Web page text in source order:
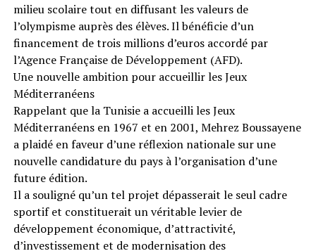
milieu scolaire tout en diffusant les valeurs de
l’olympisme auprès des élèves. Il bénéficie d’un
financement de trois millions d’euros accordé par
l’Agence Française de Développement (AFD).
Une nouvelle ambition pour accueillir les Jeux
Méditerranéens
Rappelant que la Tunisie a accueilli les Jeux
Méditerranéens en 1967 et en 2001, Mehrez Boussayene
a plaidé en faveur d’une réflexion nationale sur une
nouvelle candidature du pays à l’organisation d’une
future édition.
Il a souligné qu’un tel projet dépasserait le seul cadre
sportif et constituerait un véritable levier de
développement économique, d’attractivité,
d’investissement et de modernisation des